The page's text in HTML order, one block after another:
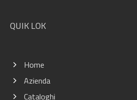
QUIK LOK
Home
Azienda
Cataloghi